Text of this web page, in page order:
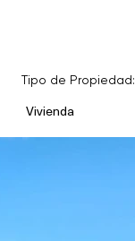
Tipo de Propiedad:
Vivienda